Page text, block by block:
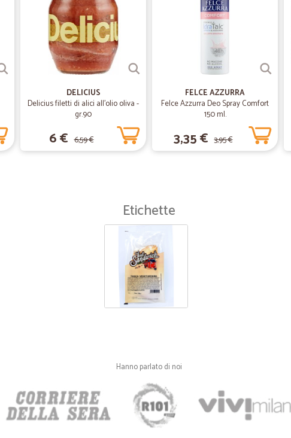
Come sempre top!!
DELICIUS
Delicius filetti di alici all'olio oliva -
gr.90
6 € 6,59 €
FELCE AZZURRA
Felce Azzurra Deo Spray Comfort
150 ml.
3,35 € 3,95 €
Etichette
Hanno parlato di noi